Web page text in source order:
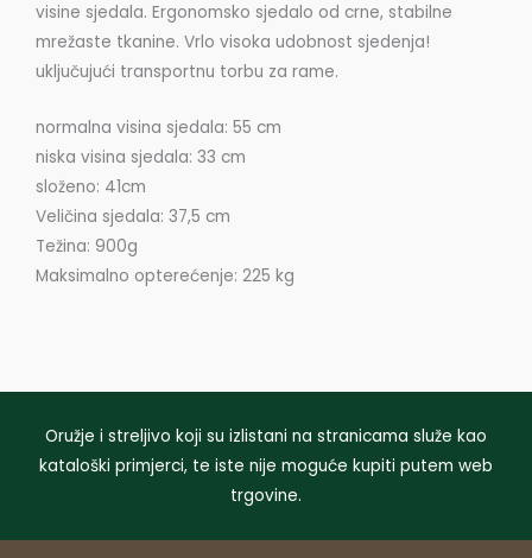
visine sjedala. Ergonomsko sjedalo od crne, stabilne
mrežaste tkanine. Vrlo visoka udobnost sjedenja!
uključujući transportnu torbu za rame.
normalna visina sjedala: 55 cm
niska visina sjedala: 33 cm
složeno: 41cm
Veličina sjedala: 37,5 cm
Težina: 900g
Maksimalno opterećenje: 225 kg
Oružje i streljivo koji su izlistani na stranicama služe kao
kataloški primjerci, te iste nije moguće kupiti putem web
trgovine.